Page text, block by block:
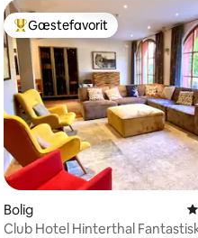
bedømmelse,
Bedste gæstefavorit
Gæstefavorit
Bolig
Club Hotel Hinterthal